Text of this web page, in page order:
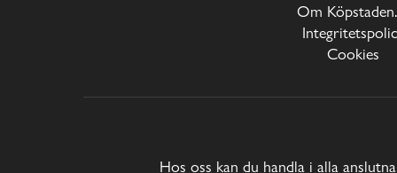
Om
Cookies
Hos oss kan du handla i alla